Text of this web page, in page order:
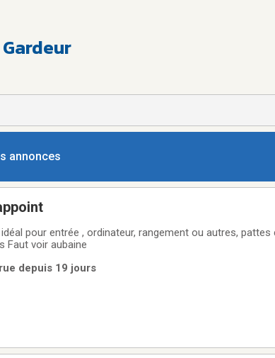
annonces
pour entrée , ordinateur, rangement ou autres, pattes
Faut voir aubaine
depuis 19 jours